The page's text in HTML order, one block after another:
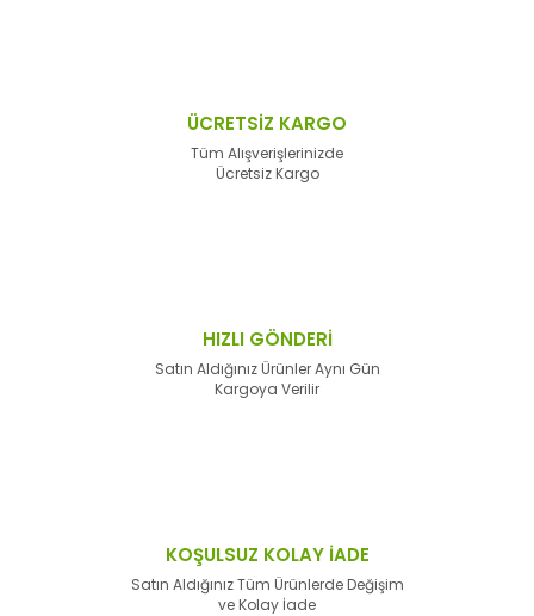
ÜCRETSİZ KARGO
Tüm Alışverişlerinizde
Ücretsiz Kargo
HIZLI GÖNDERİ
Satın Aldığınız Ürünler Aynı Gün
Kargoya Verilir
KOŞULSUZ KOLAY İADE
Satın Aldığınız Tüm Ürünlerde Değişim
ve Kolay İade